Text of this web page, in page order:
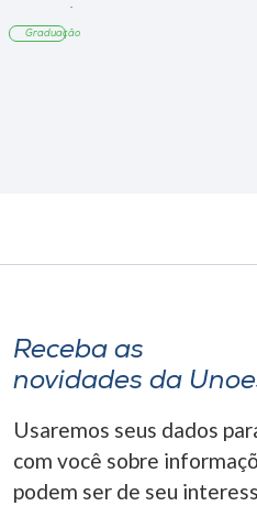
Graduação
Receba as
novidades da
Usaremos seus dados
com você sobre
podem ser de seu